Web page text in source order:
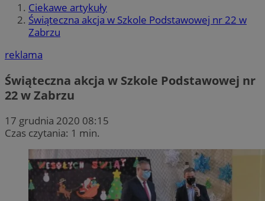
Ciekawe artykuły
Świąteczna akcja w Szkole Podstawowej nr 22 w
Zabrzu
reklama
Świąteczna akcja w Szkole Podstawowej nr
22 w Zabrzu
17 grudnia 2020 08:15
Czas czytania: 1 min.